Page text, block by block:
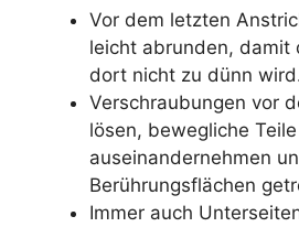
Vor dem letzten
leicht abrunden, damit
dort nicht zu dünn
Verschraubungen vor
lösen, bewegliche Teile
auseinandernehmen
Berührungsflächen
Immer auch